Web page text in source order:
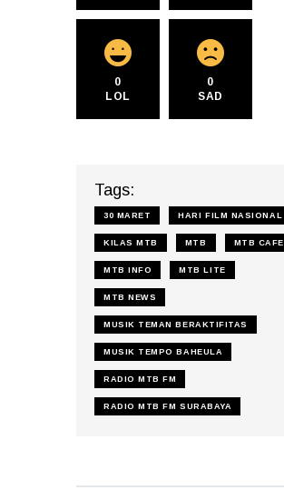
0
LOL
0
SAD
Tags:
30 MARET HARI FILM NASIONAL
KILAS MTB MTB MTB CAFE
MTB INFO MTB LITE
MTB NEWS
MUSIK TEMAN BERAKTIFITAS
MUSIK TEMPO BAHEULA
RADIO MTB FM
RADIO MTB FM SURABAYA